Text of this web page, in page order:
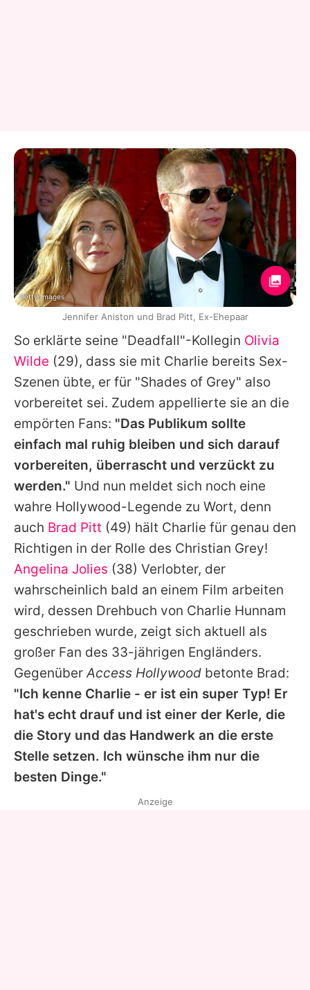
So erklärte seine "Deadfall"-Kollegin Olivia
Wilde (29), dass sie mit Charlie bereits Sex-
Szenen übte, er für "Shades of Grey" also
vorbereitet sei. Zudem appellierte sie an die
empörten Fans: "Das Publikum sollte
einfach mal ruhig bleiben und sich darauf
vorbereiten, überrascht und verzückt zu
werden." Und nun meldet sich noch eine
wahre Hollywood-Legende zu Wort, denn
auch Brad Pitt (49) hält Charlie für genau den
Richtigen in der Rolle des Christian Grey!
Angelina Jolies (38) Verlobter, der
wahrscheinlich bald an einem Film arbeiten
wird, dessen Drehbuch von Charlie Hunnam
geschrieben wurde, zeigt sich aktuell als
großer Fan des 33-jährigen Engländers.
GegenüberAccess Hollywood betonte Brad:
"Ich kenne Charlie - er ist ein super Typ! Er
hat's echt drauf und ist einer der Kerle, die
die Story und das Handwerk an die erste
Stelle setzen. Ich wünsche ihm nur die
besten Dinge."
Getty Images
Jennifer Aniston und Brad Pitt, Ex-Ehepaar
Anzeige